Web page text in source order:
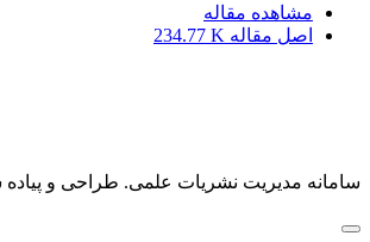
مشاهده مقاله
اصل مقاله 234.77 K
سامانه مدیریت نشریات علمی. طراحی و پیاده